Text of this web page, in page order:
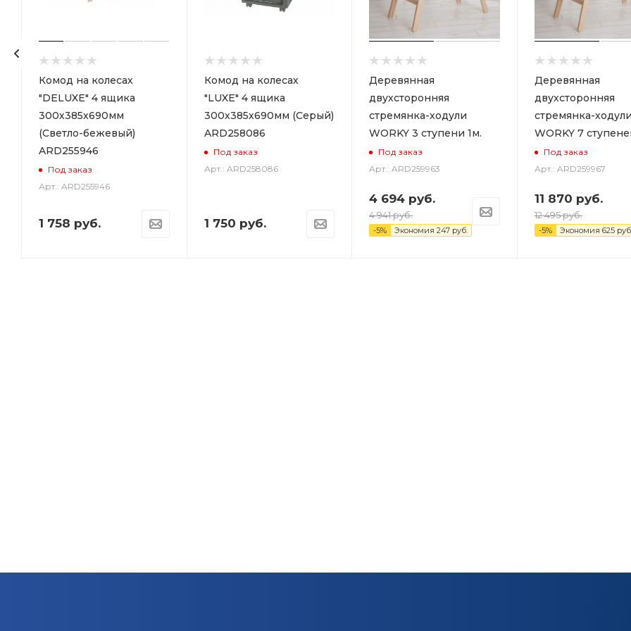
Комод на колесах
"DELUXE" 4 ящика
300х385х690мм
(Светло-бежевый)
ARD255946
Под заказ
Арт.: ARD255946
1 758 руб.
Комод на колесах
"LUXE" 4 ящика
300х385х690мм (Серый)
ARD258086
Под заказ
Арт.: ARD258086
1 750 руб.
Деревянная
двухсторонняя
стремянка-ходули
WORKY 3 ступени 1м.
Под заказ
Арт.: ARD259963
4 694 руб.
4 941руб.
-5% Экономия 247 руб.
Деревянная
двухсторонняя
стремянка-ходули
WORKY 7
Под заказ
Арт.: ARD259967
11 870 руб.
12 495руб.
-5% Экономия 625